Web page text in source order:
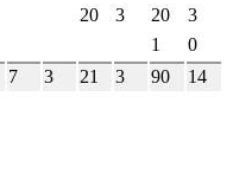
20 3 20
3
1
0
7 3 21 3 90 14